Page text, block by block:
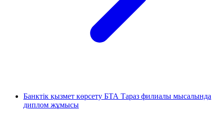
Банктік қызмет көрсету БТА Тараз филиалы мысалында
диплом жұмысы